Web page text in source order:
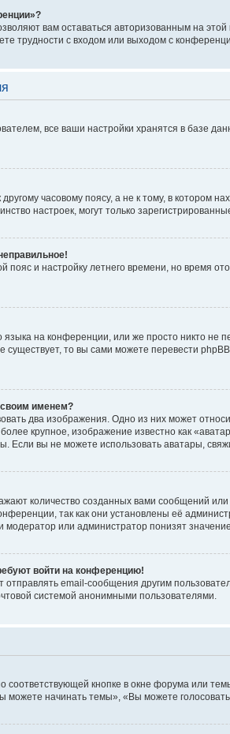
вам оставаться авторизованным на
трудности с входом или выходом с
все ваши настройки хранятся в базе
часовому поясу, а не к тому, в котором
настроек, могут только
пояс и настройку летнего времени, но время
на конференции, или же просто никто
существует, то вы сами можете перевести
своим именем?
два изображения. Одно из них может
крупное, изображение известно как
Если вы не можете использовать аватары,
количество созданных вами сообщений
так как они установлены её
или администратор понизят
войти на конференцию!
отправлять email-сообщения другим
системой анонимными пользователями.
кнопке в окне форума или
начинать темы», «Вы можете голосовать